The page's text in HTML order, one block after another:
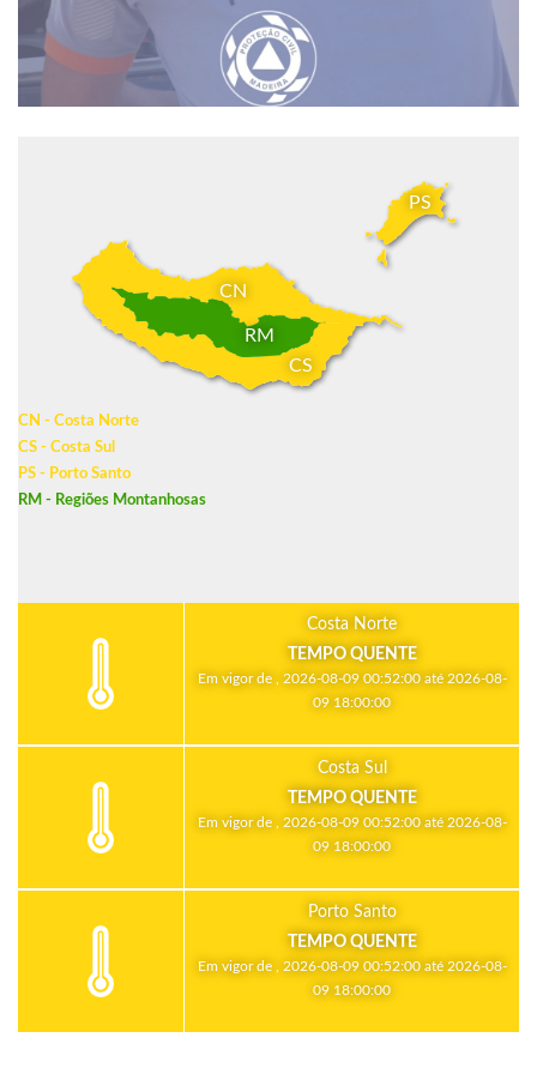
CN
CS
PS
RM
CN - Costa Norte
CS - Costa Sul
PS - Porto Santo
RM - Regiões Montanhosas
Costa Norte
TEMPO QUENTE
Em vigor de , 2026-08-09 00:52:00 até 2026-08-
09 18:00:00
Costa Sul
TEMPO QUENTE
Em vigor de , 2026-08-09 00:52:00 até 2026-08-
09 18:00:00
Porto Santo
TEMPO QUENTE
Em vigor de , 2026-08-09 00:52:00 até 2026-08-
09 18:00:00